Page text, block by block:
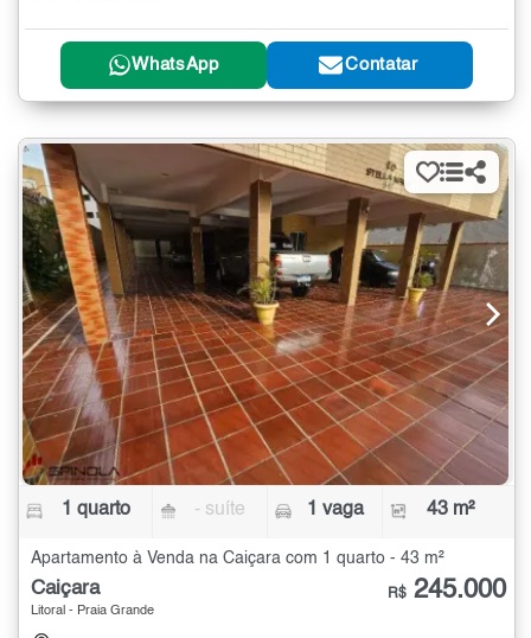
WhatsApp Contatar
1 quarto - suíte 1 vaga 43 m²
Apartamento à Venda na Caiçara com 1 quarto - 43 m²
Caiçara
Litoral - Praia Grande
R$ 245.000